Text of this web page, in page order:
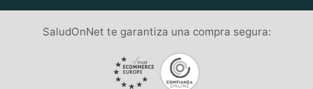
SaludOnNet te garantiza una compra segura: